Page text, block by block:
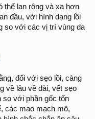
thể lan rộng và xa hơn
đầu, với hình dạng lồi
so với các vị trí vùng da
đối với sẹo lồi, càng
về lâu về dài, vết sẹo
so với phần gốc tổn
các mao mạch mô,